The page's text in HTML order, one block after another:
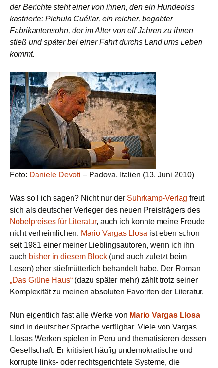
der Berichte steht einer von ihnen, den ein Hundebiss
kastrierte: Pichula Cuéllar, ein reicher, begabter
Fabrikantensohn, der im Alter von elf Jahren zu ihnen
stieß und später bei einer Fahrt durchs Land ums Leben
kommt.
Foto: Daniele Devoti – Padova, Italien (13. Juni 2010)
Was soll ich sagen? Nicht nur der Suhrkamp-Verlag freut
sich als deutscher Verleger des neuen Preisträgers des
Nobelpreises für Literatur, auch ich konnte meine Freude
nicht verheimlichen: Mario Vargas Llosa ist eben schon
seit 1981 einer meiner Lieblingsautoren, wenn ich ihn
auch bisher in diesem Block (und auch zuletzt beim
Lesen) eher stiefmütterlich behandelt habe. Der Roman
„Das Grüne Haus“ (dazu später mehr) zählt trotz seiner
Komplexität zu meinen absoluten Favoriten der Literatur.
Nun eigentlich fast alle Werke von Mario Vargas Llosa
sind in deutscher Sprache verfügbar. Viele von Vargas
Llosas Werken spielen in Peru und thematisieren dessen
Gesellschaft. Er kritisiert häufig undemokratische und
korrupte links- oder rechtsgerichtete Systeme, die